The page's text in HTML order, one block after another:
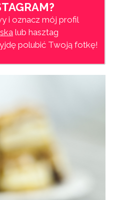
i oznacz mój profil
lub hasztag
polubić Twoją fotkę!